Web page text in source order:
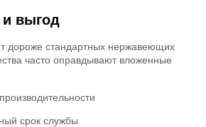
и выгод
дороже стандартных нержавеющих
часто оправдывают вложенные
срок службы